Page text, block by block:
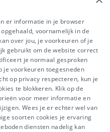
612 044
deel uit van Groep
er informatie in je browser
voornamelijk in de
over jou, je voorkeuren of je
gebruikt om de website correct
je normaal gesproken
je voorkeuren toegesneden
op privacy respecteren, kun je
te blokkeren. Klik op de
voor meer informatie en
Wees je er echter wel van
soorten cookies je ervaring
diensten nadelig kan